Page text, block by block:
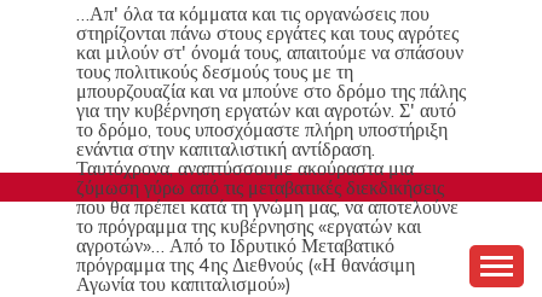
…Απ' όλα τα κόμματα και τις οργανώσεις που
στηρίζονται πάνω στους εργάτες και τους αγρότες
και μιλούν στ' όνομά τους, απαιτούμε να σπάσουν
τους πολιτικούς δεσμούς τους με τη
μπουρζουαζία και να μπούνε στο δρόμο της πάλης
για την κυβέρνηση εργατών και αγροτών. Σ' αυτό
το δρόμο, τους υποσχόμαστε πλήρη υποστήριξη
ενάντια στην καπιταλιστική αντίδραση.
Ταυτόχρονα, αναπτύσσουμε ακούραστα μια
ζύμωση γύρω από τις μεταβατικές διεκδικήσεις
που θα πρέπει κατά τη γνώμη μας, να αποτελούνε
το πρόγραμμα της κυβέρνησης «εργατών και
αγροτών»… Από το Ιδρυτικό Μεταβατικό
πρόγραμμα της 4ης Διεθνούς («Η θανάσιμη
Αγωνία του καπιταλισμού»)